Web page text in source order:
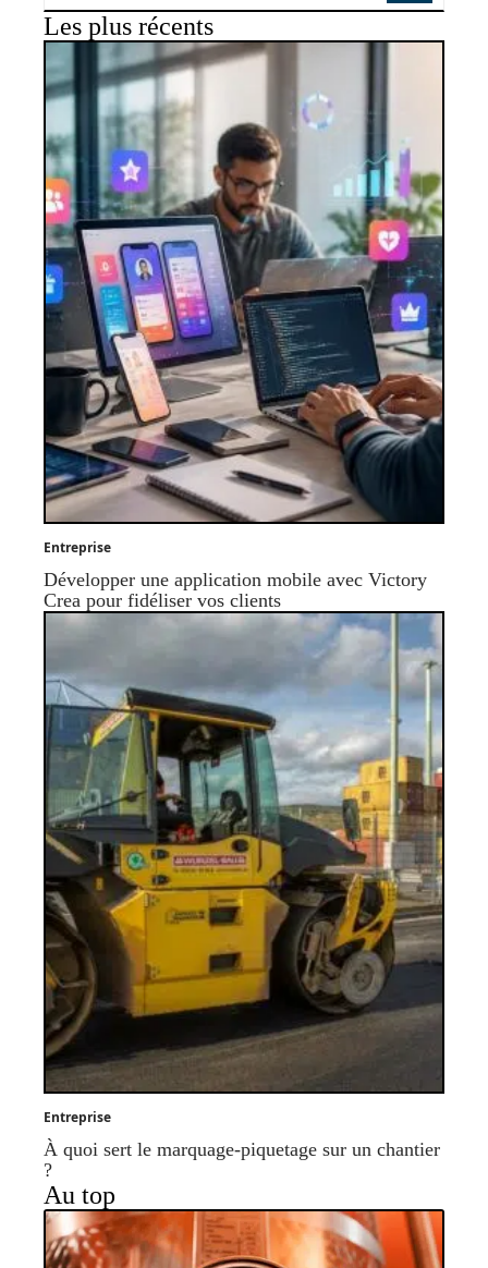
Les plus récents
Entreprise
Développer une application mobile avec Victory
Crea pour fidéliser vos clients
Entreprise
À quoi sert le marquage-piquetage sur un chantier
?
Au top